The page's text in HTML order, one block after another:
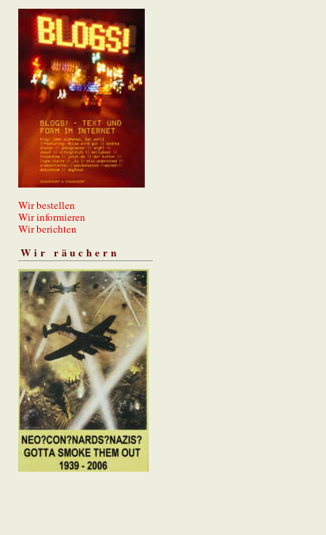
Wir bestellen
Wir informieren
Wir berichten
Wir räuchern